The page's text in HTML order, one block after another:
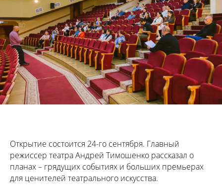
Открытие состоится 24-го сентября. Главный
режиссер театра Андрей Тимошенко рассказал о
планах – грядущих событиях и больших премьерах
для ценителей театрального искусства.